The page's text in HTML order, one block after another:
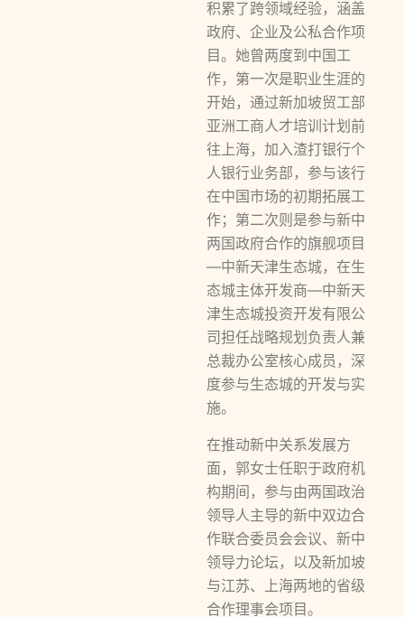
积累了跨领域经验，涵盖
政府、企业及公私合作项
目。她曾两度到中国工
作，第一次是职业生涯的
开始，通过新加坡贸工部
亚洲工商人才培训计划前
往上海，加入渣打银行个
人银行业务部，参与该行
在中国市场的初期拓展工
作；第二次则是参与新中
两国政府合作的旗舰项目
—中新天津生态城，在生
态城主体开发商—中新天
津生态城投资开发有限公
司担任战略规划负责人兼
总裁办公室核心成员，深
度参与生态城的开发与实
施。
在推动新中关系发展方
面，郭女士任职于政府机
构期间，参与由两国政治
领导人主导的新中双边合
作联合委员会会议、新中
领导力论坛，以及新加坡
与江苏、上海两地的省级
合作理事会项目。